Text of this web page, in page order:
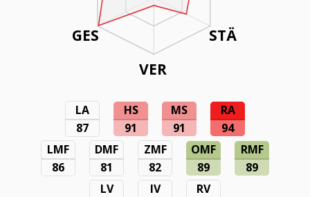
STÄ
VER
GES
LA
87
HS
91
MS
91
RA
94
LMF
86
DMF
81
ZMF
82
OMF
89
RMF
89
LV
IV
RV